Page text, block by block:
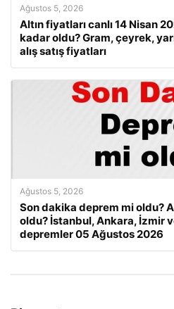
Ağustos 5, 2026
Altın fiyatları canlı 14 Nisan
kadar oldu? Gram, çeyrek,
alış satış fiyatları
Ağustos 5, 2026
Son dakika deprem mi oldu?
oldu? İstanbul, Ankara, İzmir
depremler 05 Ağustos 2026